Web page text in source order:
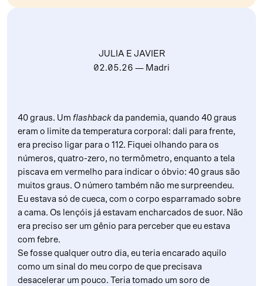
experiências e documentar visualmente o
JULIA E JAVIER
02.05.26 — Madri
40 graus. Um flashback da pandemia, quando 40 graus
eram o limite da temperatura corporal: dali para frente,
era preciso ligar para o 112. Fiquei olhando para os
números, quatro-zero, no termômetro, enquanto a tela
piscava em vermelho para indicar o óbvio: 40 graus são
muitos graus. O número também não me surpreendeu.
Eu estava só de cueca, com o corpo esparramado sobre
a cama. Os lençóis já estavam encharcados de suor. Não
era preciso ser um gênio para perceber que eu estava
com febre.
Se fosse qualquer outro dia, eu teria encarado aquilo
como um sinal do meu corpo de que precisava
desacelerar um pouco. Teria tomado um soro de